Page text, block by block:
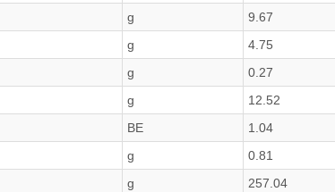
g 9.67
g 4.75
g 0.27
g 12.52
BE 1.04
g 0.81
g 257.04